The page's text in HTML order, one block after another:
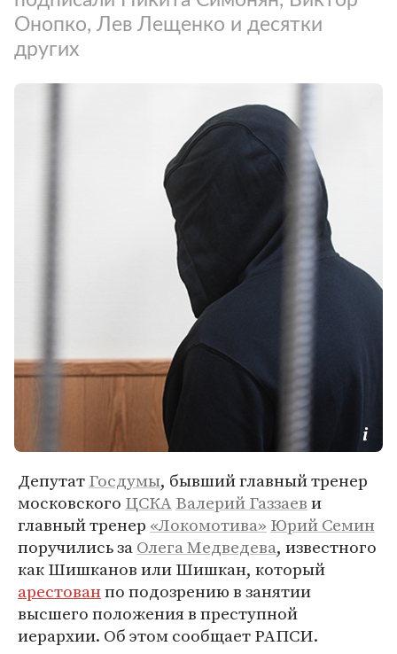
Онопко, Лев Лещенко и десятки
других
ДепутатГосдумы, бывший главный тренер
московского ЦСКАВалерий Газзаеви
главный тренер «Локомотива» Юрий Семин
поручились заОлега Медведева, известного
как Шишканов или Шишкан, который
арестованпо подозрению в занятии
высшего положения в преступной
иерархии. Об этом сообщает РАПСИ.